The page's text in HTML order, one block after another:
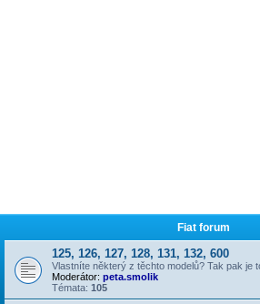
Fiat forum
125, 126, 127, 128, 131, 132, 600
Vlastníte některý z těchto modelů? Tak pak je
Moderátor: peta.smolik
Témata: 105